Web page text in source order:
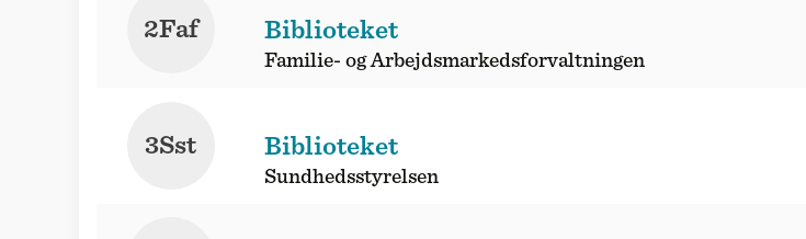
2Faf Biblioteket
Familie- og Arbejdsmarkedsforvaltningen
3Sst Biblioteket
Sundhedsstyrelsen